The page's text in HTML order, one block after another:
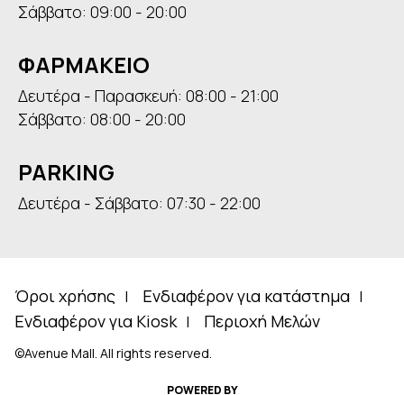
Σάββατο: 09:00 - 20:00
ΦΑΡΜΑΚΕΙΟ
Δευτέρα - Παρασκευή: 08:00 - 21:00
Σάββατο: 08:00 - 20:00
PARKING
Δευτέρα - Σάββατο: 07:30 - 22:00
Όροι χρήσης
Ενδιαφέρον για κατάστημα
Ενδιαφέρον για Kiosk
Περιοχή Μελών
©Avenue Mall. All rights reserved.
POWERED BY